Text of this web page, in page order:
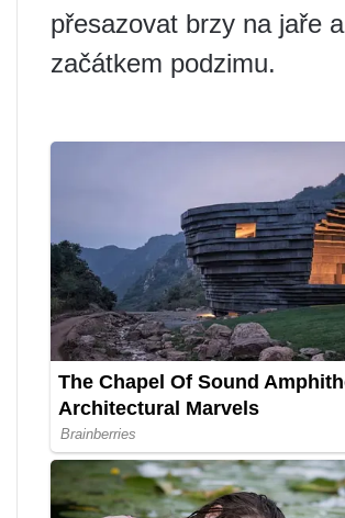
přesazovat brzy na jaře a
začátkem podzimu.